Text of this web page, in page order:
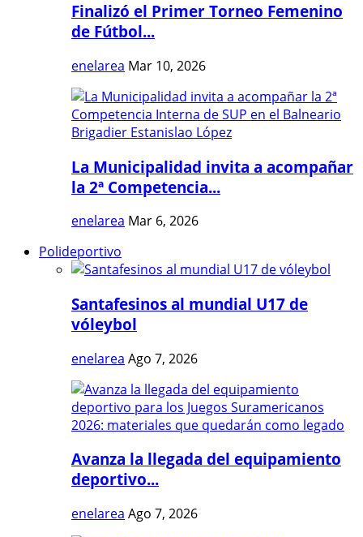
Finalizó el Primer Torneo Femenino
de Fútbol...
enelarea Mar 10, 2026
La Municipalidad invita a acompañar
la 2ª Competencia...
enelarea Mar 6, 2026
Polideportivo
Santafesinos al mundial U17 de
vóleybol
enelarea Ago 7, 2026
Avanza la llegada del equipamiento
deportivo...
enelarea Ago 7, 2026